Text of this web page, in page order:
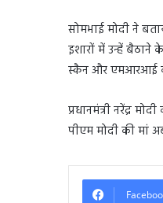
सोमभाई मोदी ने
इशारों में उन्हें बैठाने
स्कैन और एमआरआई
प्रधानमंत्री नरेंद्र
पीएम मोदी की मां